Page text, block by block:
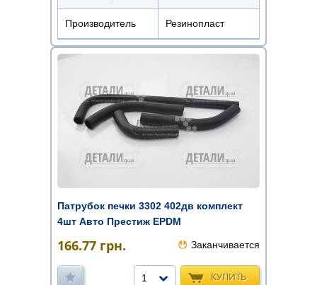
Производитель Резинопласт
Патрубок печки 3302 402дв комплект
4шт Авто Престиж EPDM
166.77 грн. Заканчивается
КУПИТЬ
1